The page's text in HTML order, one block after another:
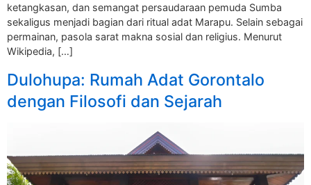
ketangkasan, dan semangat persaudaraan pemuda Sumba
sekaligus menjadi bagian dari ritual adat Marapu. Selain sebagai
permainan, pasola sarat makna sosial dan religius. Menurut
Wikipedia, […]
Dulohupa: Rumah Adat Gorontalo
dengan Filosofi dan Sejarah